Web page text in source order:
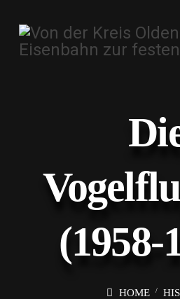
(1958-
HOME